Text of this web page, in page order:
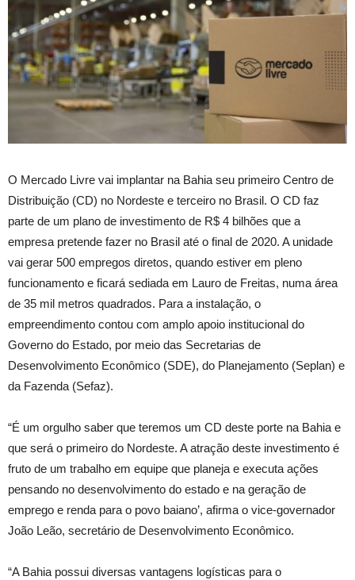
O Mercado Livre vai implantar na Bahia seu primeiro Centro de
Distribuição (CD) no Nordeste e terceiro no Brasil. O CD faz
parte de um plano de investimento de R$ 4 bilhões que a
empresa pretende fazer no Brasil até o final de 2020. A unidade
vai gerar 500 empregos diretos, quando estiver em pleno
funcionamento e ficará sediada em Lauro de Freitas, numa área
de 35 mil metros quadrados. Para a instalação, o
empreendimento contou com amplo apoio institucional do
Governo do Estado, por meio das Secretarias de
Desenvolvimento Econômico (SDE), do Planejamento (Seplan) e
da Fazenda (Sefaz).
“É um orgulho saber que teremos um CD deste porte na Bahia e
que será o primeiro do Nordeste. A atração deste investimento é
fruto de um trabalho em equipe que planeja e executa ações
pensando no desenvolvimento do estado e na geração de
emprego e renda para o povo baiano’, afirma o vice-governador
João Leão, secretário de Desenvolvimento Econômico.
“A Bahia possui diversas vantagens logísticas para o